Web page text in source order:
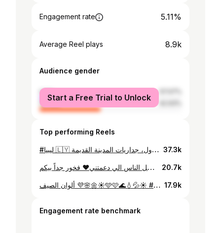
Engagement rate 5.11%
Average Reel plays 8.9k
Audience gender
male
female
Start a Free Trial to Unlock
Top performing Reels
#ليبيا 🇱🇾 ريشة الفنان العالمي محمد شندول، جداريات المدينة القديمة 37.3k
زورونا يوم الاحد 12/2/2023 الساعه 5 بعد صلاة العصر ،في المدينه القديمه بالقرب من كنيسة السيدة مريم، التجربه كانت إجتماعيه أكثر من انها تجربة فنية مهنيه، سعيد بإني انهيت الجدارية الاهم و حزين لأني عشت أسلوب حياة لمده شهر وتعلقت فيه بأجمل شخصيات. شكرا لكل الناس الي دعمتني❤️ فخور جداً بيكم @hadiagana ☝🏻 @osama_b_iphoneography @mzwghi @suhaib.tantoush @osamabenalhaj @humamiii @alabasy_ @shitaab @mazen_sh_storm @mahmoudjnaas @zezo_elspei @faisalganaba @rahalista @ryan.ray.one @wezy_km @qasim_tantoush @tasniiim.maahmoud @hmouzi_ @elgassier_mt @malik_shanta @taha_elfagih @taxalg @taha__elalem @tepoclothing_ @almieyarlibya @mohamed_dhogry @osama2tu @mohammed_dafa11 @mohammedalyagobi @melselini @melbosifi @akram.bentaher @alilewi @assel_mel @malikdaender @abdulmajidmejo @thelibyansclub @howitagallery @hossamaljundi @hossam_alhouni @hossam_barka @yussufhamood @abdullaturki93 @taha6030 @nass_fm @elbinnii 20.7k
ألوان الصيف 💜🌸🌼☀️🩵🩷🌊💧💦☀️ #tripoli #libya🇱🇾 #summervibes #summertime #vibes #swimmingpools 17.9k
Engagement rate benchmark